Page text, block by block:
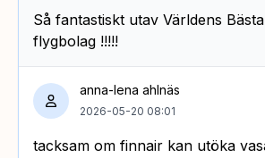
Så fantastiskt utav Världens
flygbolag !!!!!
anna-lena ahlnäs
2026-05-20 08:01
tacksam om finnair kan utöka